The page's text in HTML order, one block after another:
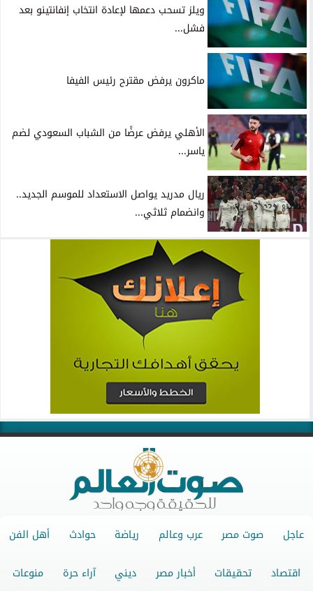
ويلز تسحب دعمها لإعادة انتخاب إنفانتينو بعد
فشل...
ماكرون يرفض مقترح رئيس الفيفا
الأهلي يرفض عرضًا من الشباب السعودي لضم
ياسر...
ريال مدريد يواصل الاستعداد للموسم الجديد..
وانضمام ثلاثي...
عاجل صوت مصر عرب وعالم رياضة حوادث أهل الفن
اقتصاد تحقيقات أخبار مصر ديني آراء حرة منوعات